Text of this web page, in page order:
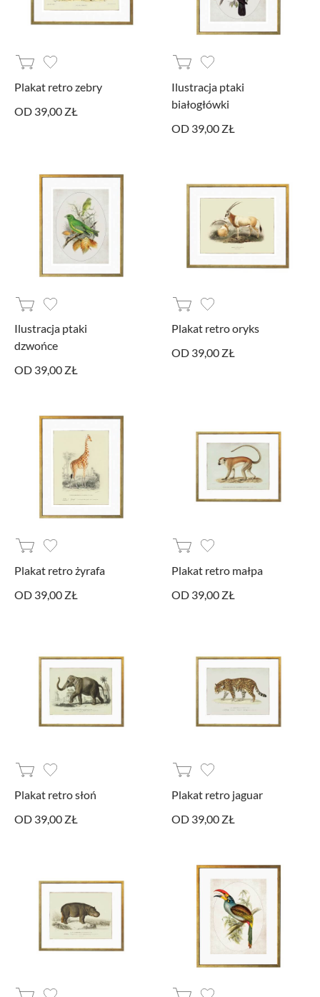
Plakat retro zebry
OD 39,00 ZŁ
Ilustracja ptaki
białogłówki
OD 39,00 ZŁ
Ilustracja ptaki
dzwońce
OD 39,00 ZŁ
Plakat retro oryks
OD 39,00 ZŁ
Plakat retro żyrafa
OD 39,00 ZŁ
Plakat retro małpa
OD 39,00 ZŁ
Plakat retro słoń
OD 39,00 ZŁ
Plakat retro jaguar
OD 39,00 ZŁ